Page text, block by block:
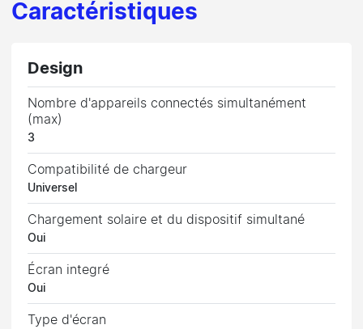
Caractéristiques
Design
Nombre d'appareils connectés simultanément
(max)
3
Compatibilité de chargeur
Universel
Chargement solaire et du dispositif simultané
Oui
Écran integré
Oui
Type d'écran